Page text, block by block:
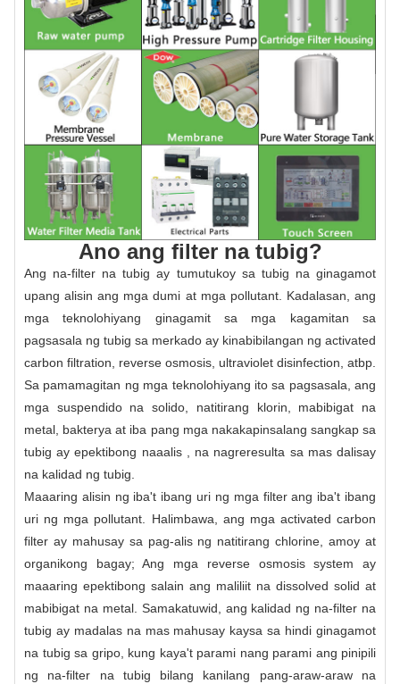
Ano ang filter na tubig?
Ang na-filter na tubig ay tumutukoy sa tubig na ginagamot
upang alisin ang mga dumi at mga pollutant. Kadalasan, ang
mga teknolohiyang ginagamit sa mga kagamitan sa
pagsasala ng tubig sa merkado ay kinabibilangan ng activated
carbon filtration, reverse osmosis, ultraviolet disinfection, atbp.
Sa pamamagitan ng mga teknolohiyang ito sa pagsasala, ang
mga suspendido na solido, natitirang klorin, mabibigat na
metal, bakterya at iba pang mga nakakapinsalang sangkap sa
tubig ay epektibong naaalis , na nagreresulta sa mas dalisay
na kalidad ng tubig.
Maaaring alisin ng iba't ibang uri ng mga filter ang iba't ibang
uri ng mga pollutant. Halimbawa, ang mga activated carbon
filter ay mahusay sa pag-alis ng natitirang chlorine, amoy at
organikong bagay; Ang mga reverse osmosis system ay
maaaring epektibong salain ang maliliit na dissolved solid at
mabibigat na metal. Samakatuwid, ang kalidad ng na-filter na
tubig ay madalas na mas mahusay kaysa sa hindi ginagamot
na tubig sa gripo, kung kaya't parami nang parami ang pinipili
ng na-filter na tubig bilang kanilang pang-araw-araw na